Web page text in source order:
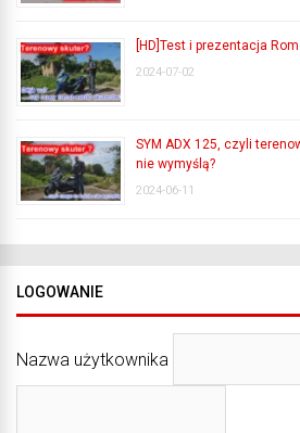
[HD]Test i prezentacja
2024-07-02
SYM ADX 125, czyli
nie wymyślą?
2024-06-11
LOGOWANIE
Nazwa użytkownika